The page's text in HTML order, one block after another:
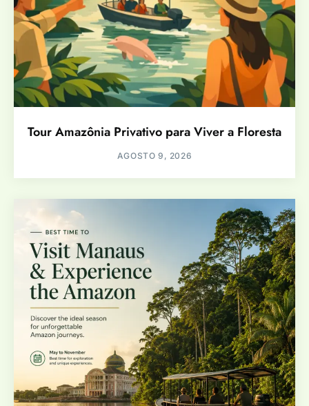
Tour Amazônia Privativo para Viver a Floresta
AGOSTO 9, 2026